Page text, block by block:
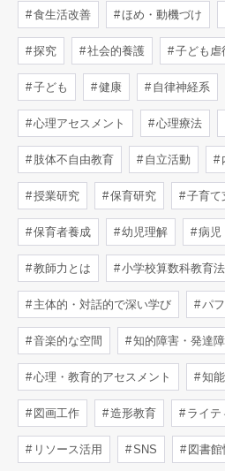
食生活改善 ほめ・動機づけ
探究 社会的養護 子ども虐
子ども 健康 自律神経系
心理アセスメント 心理療法
肢体不自由教育 自立活動
授業研究 保育研究 子育て
保育者養成 幼児理解 病児
教師力とは 小学校算数科教育法
主体的・対話的で深い学び パフ
音楽的な空間 知的障害・発達
心理・教育的アセスメント 知能
図画工作 造形教育 ライテ
リソース活用 SNS 図書館